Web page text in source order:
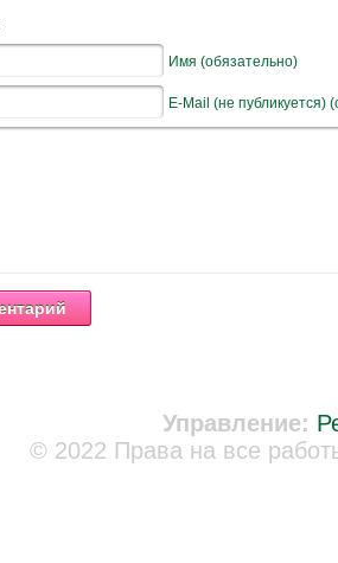
Имя (обязательно)
E-Mail (не публикуется)
Управление:
© 2022 Права на все